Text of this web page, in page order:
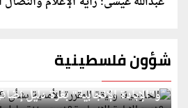
شؤون فلسطينية
الخارجية: وثيقة المقررة الأممية
و"الإبادة الإنجابية" بغزة دليل